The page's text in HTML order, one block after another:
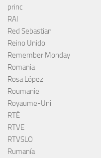
princ
RAI
Red Sebastian
Reino Unido
Remember Monday
Romania
Rosa López
Roumanie
Royaume-Uni
RTÉ
RTVE
RTVSLO
Rumanía